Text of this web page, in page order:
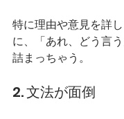
特に理由や意見を詳
に、「あれ、どう言
詰まっちゃう。
2. 文法が面倒